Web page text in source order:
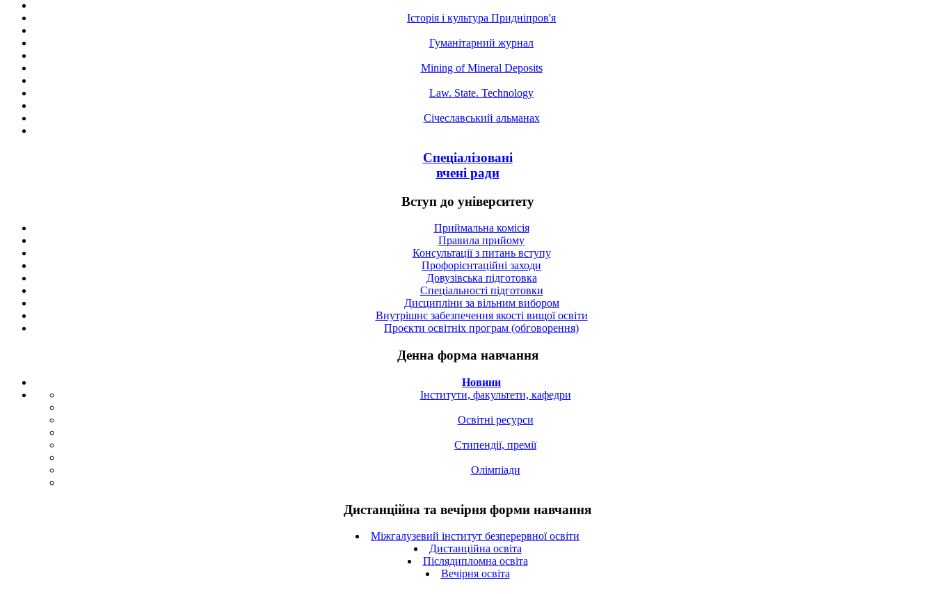
Історія і культура Придніпров'я
Гуманітарний журнал
Mining of Mineral Deposits
Law. State. Technology
Січеславський альманах
Спеціалізовані
вчені ради
Вступ до університету
Приймальна комісія
Правила прийому
Консультації з питань вступу
Профорієнтаційні заходи
Довузівська підготовка
Спецiальностi підготовки
Дисципліни за вільним вибором
Внутрішнє забезпечення якості вищої освіти
Проєкти освітніх програм (обговорення)
Денна форма навчання
Новини
Інститути, факультети, кафедри
Освітні ресурси
Стипендії, премії
Олімпіади
Дистанційна та вечірня форми навчання
Міжгалузевий інститут безперервної освіти
Дистанційна освіта
Післядипломна освіта
Вечірня освіта